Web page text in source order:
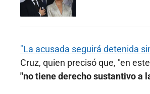
"La acusada seguirá detenida
Cruz, quien precisó que, "en
"no tiene derecho sustantivo a